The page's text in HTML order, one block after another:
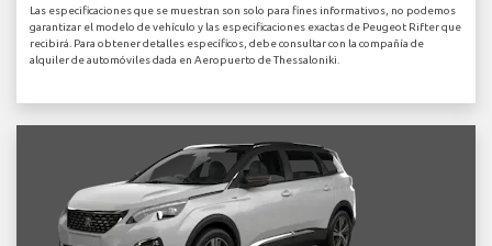
Las especificaciones que se muestran son solo para fines informativos, no podemos
garantizar el modelo de vehículo y las especificaciones exactas de Peugeot Rifter que
recibirá. Para obtener detalles específicos, debe consultar con la compañía de
alquiler de automóviles dada en Aeropuerto de Thessaloniki.